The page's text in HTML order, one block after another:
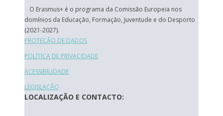
O Erasmus+ é o programa da Comissão Europeia nos
domínios da Educação, Formação, Juventude e do Desporto
(2021-2027).
PROTEÇÃO DE DADOS
POLÍTICA DE PRIVACIDADE
ACESSIBILIDADE
LEGISLAÇÃO
LOCALIZAÇÃO E CONTACTO: